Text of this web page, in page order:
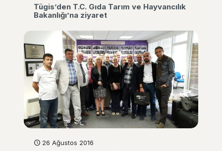
Tügis’den T.C. Gıda Tarım ve Hayvancılık
Bakanlığı’na ziyaret
26 Ağustos 2016